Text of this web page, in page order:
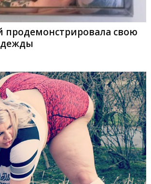
продемонстрировала свою